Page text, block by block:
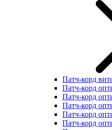
Патч-корд
Патч-корд
Патч-корд
Патч-корд
Патч-корд
Патч-корд